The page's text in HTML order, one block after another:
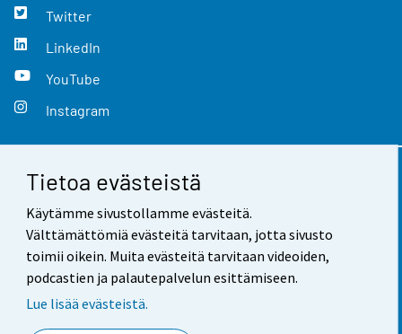
Tietoa evästeistä
Käytämme sivustollamme evästeitä.
Välttämättömiä evästeitä tarvitaan, jotta sivusto
toimii oikein. Muita evästeitä tarvitaan videoiden,
podcastien ja palautepalvelun esittämiseen.
Lue lisää evästeistä.
Twitter
LinkedIn
YouTube
Instagram
Yhteystiedot
Palaute
Käyttöehdot
Saavutettavuus